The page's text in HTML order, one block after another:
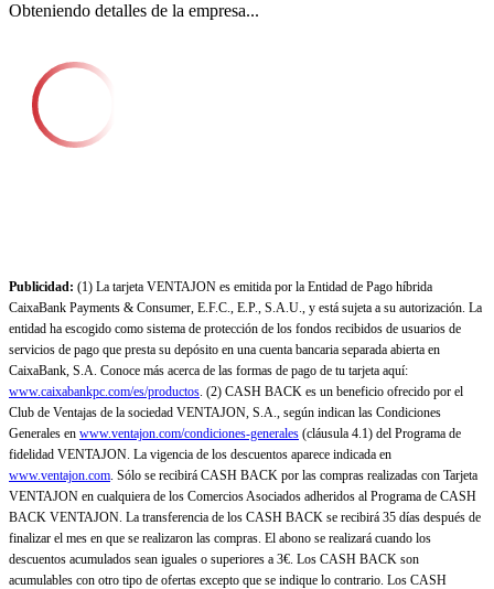
Obteniendo detalles de la empresa...
Publicidad: (1) La tarjeta VENTAJON es emitida por la Entidad de Pago híbrida
CaixaBank Payments & Consumer, E.F.C., E.P., S.A.U., y está sujeta a su autorización. La
entidad ha escogido como sistema de protección de los fondos recibidos de usuarios de
servicios de pago que presta su depósito en una cuenta bancaria separada abierta en
CaixaBank, S.A. Conoce más acerca de las formas de pago de tu tarjeta aquí:
www.caixabankpc.com/es/productos. (2) CASH BACK es un beneficio ofrecido por el
Club de Ventajas de la sociedad VENTAJON, S.A., según indican las Condiciones
Generales en www.ventajon.com/condiciones-generales (cláusula 4.1) del Programa de
fidelidad VENTAJON. La vigencia de los descuentos aparece indicada en
www.ventajon.com. Sólo se recibirá CASH BACK por las compras realizadas con Tarjeta
VENTAJON en cualquiera de los Comercios Asociados adheridos al Programa de CASH
BACK VENTAJON. La transferencia de los CASH BACK se recibirá 35 días después de
finalizar el mes en que se realizaron las compras. El abono se realizará cuando los
descuentos acumulados sean iguales o superiores a 3€. Los CASH BACK son
acumulables con otro tipo de ofertas excepto que se indique lo contrario. Los CASH